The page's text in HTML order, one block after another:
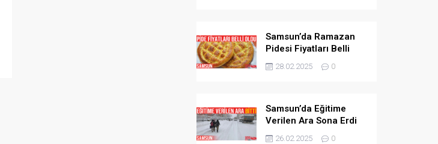
Samsun’da Ramazan
Pidesi Fiyatları Belli
Oldu
28.02.2025 0
Samsun’da Eğitime
Verilen Ara Sona Erdi
26.02.2025 0